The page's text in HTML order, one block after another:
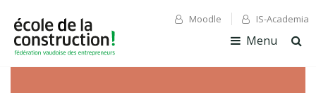
✕ Fermer
✕ Fermer
Moodle IS-Academia
Menu
la